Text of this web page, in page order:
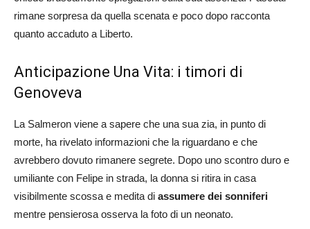
rimane sorpresa da quella scenata e poco dopo racconta
quanto accaduto a Liberto.
Anticipazione Una Vita: i timori di
Genoveva
La Salmeron viene a sapere che una sua zia, in punto di
morte, ha rivelato informazioni che la riguardano e che
avrebbero dovuto rimanere segrete. Dopo uno scontro duro e
umiliante con Felipe in strada, la donna si ritira in casa
visibilmente scossa e medita di assumere dei sonniferi
mentre pensierosa osserva la foto di un neonato.